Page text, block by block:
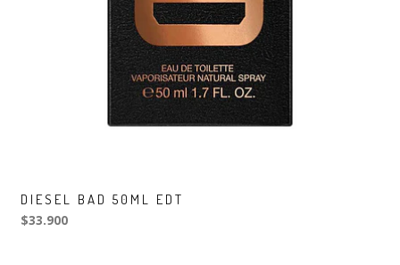
DIESEL BAD 50ML EDT
$33.900